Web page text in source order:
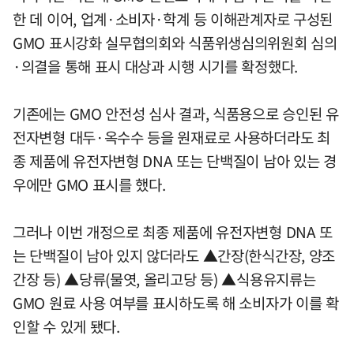
한 데 이어, 업계·소비자·학계 등 이해관계자로 구성된
GMO 표시강화 실무협의회와 식품위생심의위원회 심의
·의결을 통해 표시 대상과 시행 시기를 확정했다.
기존에는 GMO 안전성 심사 결과, 식품용으로 승인된 유
전자변형 대두·옥수수 등을 원재료로 사용하더라도 최
종 제품에 유전자변형 DNA 또는 단백질이 남아 있는 경
우에만 GMO 표시를 했다.
그러나 이번 개정으로 최종 제품에 유전자변형 DNA 또
는 단백질이 남아 있지 않더라도 ▲간장(한식간장, 양조
간장 등) ▲당류(물엿, 올리고당 등) ▲식용유지류는
GMO 원료 사용 여부를 표시하도록 해 소비자가 이를 확
인할 수 있게 됐다.